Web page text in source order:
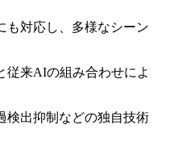
対応し、多様なシーン
来AIの組み合わせによ
出抑制などの独自技術